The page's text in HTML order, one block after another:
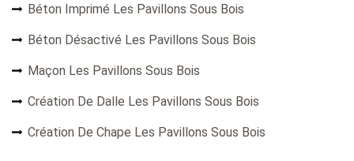
Béton Imprimé Les Pavillons Sous Bois
Béton Désactivé Les Pavillons Sous Bois
Maçon Les Pavillons Sous Bois
Création De Dalle Les Pavillons Sous Bois
Création De Chape Les Pavillons Sous Bois